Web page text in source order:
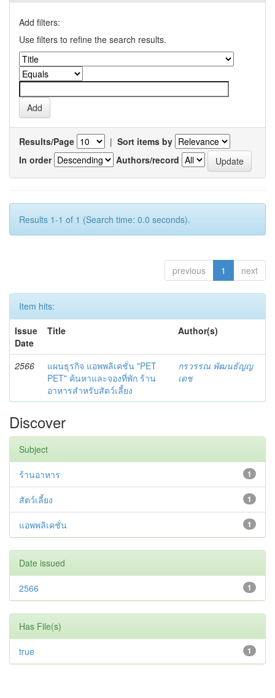
Add filters:
Use filters to refine the search results.
Results/Page | Sort items by
In order
Authors/record
Results 1-1 of 1 (Search time: 0.0 seconds).
previous 1 next
Item hits:
Issue
Date
Title Author(s)
2566
แผนธุรกิจ แอพพลิเคชั่น "PET
PET" ค้นหาและจองที่พัก ร้าน
อาหารสำหรับสัตว์เลี้ยง
กรวรรณ พัฒนธัญญ
เดช
Discover
Subject
1
ร้านอาหาร
1
สัตว์เลี้ยง
1
แอพพลิเคชั่น
Date issued
1
2566
Has File(s)
1
true